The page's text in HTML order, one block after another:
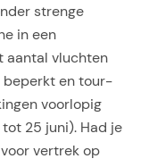
strenge
in een
aantal vluchten
beperkt en tour-
voorlopig
25 juni). Had je
vertrek op